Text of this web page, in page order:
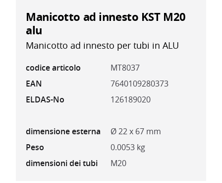
Manicotto ad innesto KST M20
alu
Manicotto ad innesto per tubi in ALU
codice articolo
MT8037
EAN
7640109280373
ELDAS-No
126189020
dimensione esterna
Ø 22 x 67 mm
Peso
0.0053 kg
dimensioni dei tubi
M20